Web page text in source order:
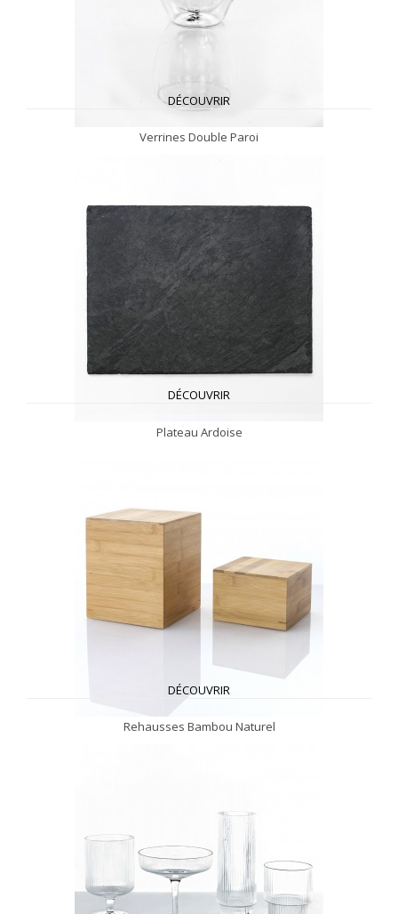
DÉCOUVRIR
Verrines Double Paroi
DÉCOUVRIR
Plateau Ardoise
DÉCOUVRIR
Rehausses Bambou Naturel